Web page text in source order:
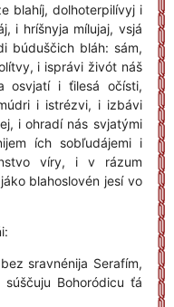
blahíj, dolhoterpilívyj i
i hríšnyja mílujaj, vsjá
búduščich bláh: sám,
i isprávi živót náš
osvjatí i ťilesá očísti,
i istrézvi, i izbávi
i ohradí nás svjatými
ích sobľudájemi i
víry, i v rázum
blahoslovén jesí vo
sravnénija Serafím,
Bohoródicu ťá